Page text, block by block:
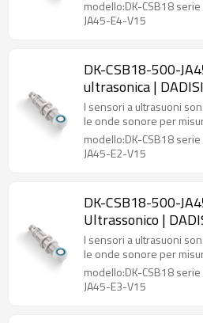
modello:DK-CSB18
JA45-E4-V15
DK-CSB18-500-
ultrasonica |
I sensori a ultrasuoni
le onde sonore per
modello:DK-CSB18
JA45-E2-V15
DK-CSB18-500-
Ultrassonico |
I sensori a ultrasuoni
le onde sonore per
modello:DK-CSB18
JA45-E3-V15